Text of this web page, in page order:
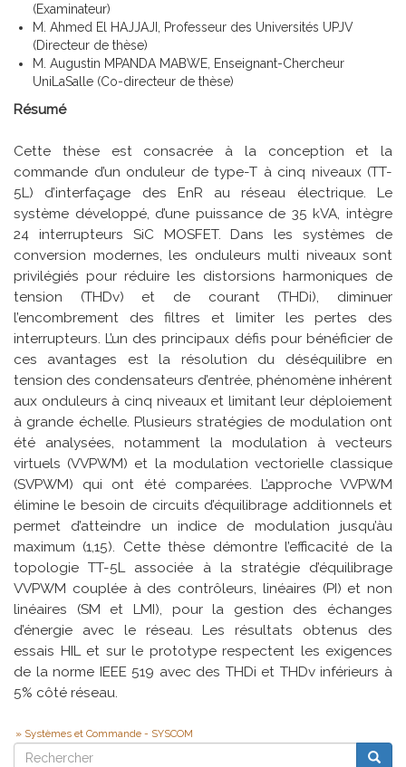
(Examinateur)
M. Ahmed El HAJJAJI, Professeur des Universités UPJV
(Directeur de thèse)
M. Augustin MPANDA MABWE, Enseignant-Chercheur
UniLaSalle (Co-directeur de thèse)
Résumé
Cette thèse est consacrée à la conception et la
commande d’un onduleur de type-T à cinq niveaux (TT-
5L) d’interfaçage des EnR au réseau électrique. Le
système développé, d’une puissance de 35 kVA, intègre
24 interrupteurs SiC MOSFET. Dans les systèmes de
conversion modernes, les onduleurs multi niveaux sont
privilégiés pour réduire les distorsions harmoniques de
tension (THDv) et de courant (THDi), diminuer
l’encombrement des filtres et limiter les pertes des
interrupteurs. L’un des principaux défis pour bénéficier de
ces avantages est la résolution du déséquilibre en
tension des condensateurs d’entrée, phénomène inhérent
aux onduleurs à cinq niveaux et limitant leur déploiement
à grande échelle. Plusieurs stratégies de modulation ont
été analysées, notamment la modulation à vecteurs
virtuels (VVPWM) et la modulation vectorielle classique
(SVPWM) qui ont été comparées. L’approche VVPWM
élimine le besoin de circuits d’équilibrage additionnels et
permet d’atteindre un indice de modulation jusqu’àu
maximum (1,15). Cette thèse démontre l’efficacité de la
topologie TT-5L associée à la stratégie d’équilibrage
VVPWM couplée à des contrôleurs, linéaires (PI) et non
linéaires (SM et LMI), pour la gestion des échanges
d’énergie avec le réseau. Les résultats obtenus des
essais HIL et sur le prototype respectent les exigences
de la norme IEEE 519 avec des THDi et THDv inférieurs à
5% côté réseau.
Systèmes et Commande - SYSCOM
Rechercher